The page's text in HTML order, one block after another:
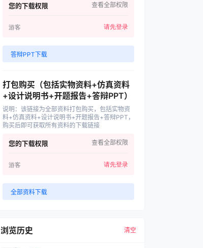
您的下载权限 查看全部权限
游客 请先登录
答辩PPT下载
打包购买（包括实物资料+仿真资料
+设计说明书+开题报告+答辩PPT）
说明 ： 该链接为全部资料打包购买，包括实物资
料+仿真资料+设计说明书+开题报告+答辩PPT，
购买后即可获取所有资料的下载链接
您的下载权限 查看全部权限
游客 请先登录
全部资料下载
浏览历史 清空